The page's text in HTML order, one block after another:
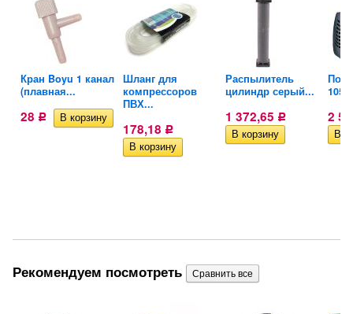
Кран Boyu 1 канал
(плавная...
28 Р
Шланг для
компрессоров
ПВХ...
178,18 Р
Распылитель
цилиндр серый...
1 372,65 Р
105S
2
Рекомендуем посмотреть